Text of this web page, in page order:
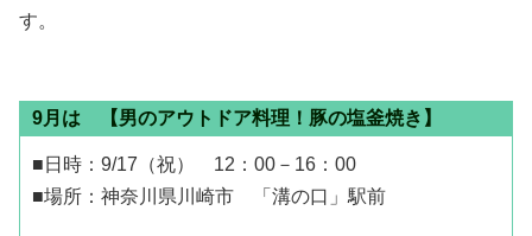
す。
9月は 【男のアウトドア料理！豚の塩釜焼き】
■日時：9/17（祝） 12：00－16：00
■場所：神奈川県川崎市 「溝の口」駅前